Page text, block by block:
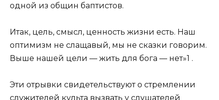
одной из общин баптистов.
Итак, цель, смысл, ценность жизни есть. Наш
оптимизм не слащавый, мы не сказки говорим.
Выше нашей цели — жить для бога — нет»1 .
Эти отрывки свидетельствуют о стремлении
служителей культа вызвать у слушателей